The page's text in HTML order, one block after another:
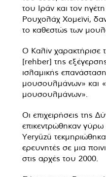
του Ιράν και τον
Ρουχολάχ Χομεϊνί,
το καθεστώς των
Ο Καλίν χαρακτήρισε
[rehber] της
ισλαμικής
μουσουλμάνων» και
μουσουλμάνων».
Οι επιχειρήσεις της
επικεντρώθηκαν γύρω
Yeryüzü
ερευνητές σε μια
στις αρχές του 2000.